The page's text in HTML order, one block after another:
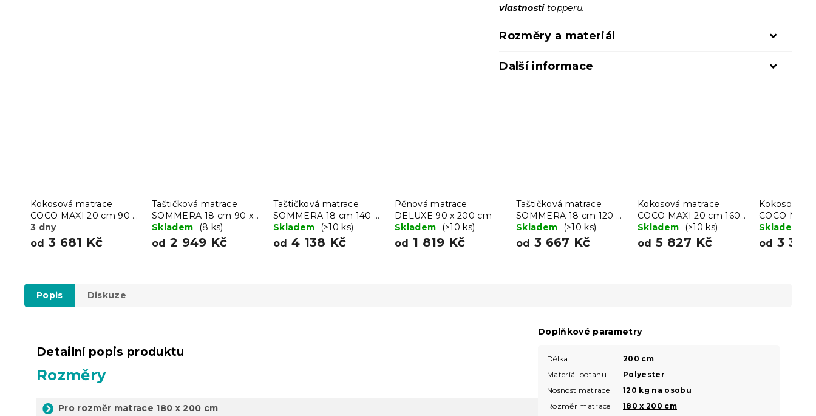
vlastnostitopperu.
Rozměry a materiál
Další informace
Kokosová matrace
COCO MAXI 20 cm 90 x
200 cm
3 dny
od 3 681 Kč
Taštičková matrace
SOMMERA 18 cm 90 x
200 cm
Skladem (8 ks)
od 2 949 Kč
Taštičková matrace
SOMMERA 18 cm 140 x
200 cm
Skladem (>10 ks)
od 4 138 Kč
Pěnová matrace
DELUXE 90 x 200 cm
Skladem
(>10 ks)
od 1 819 Kč
Taštičková matrace
SOMMERA 18 cm 120 x
200 cm
Skladem (>10 ks)
od 3 667 Kč
Kokosová matrace
COCO MAXI 20 cm 160
x 200 cm
Skladem (>10 ks)
od 5 827 Kč
Kokosová
COCO
200 cm
Skladem
od 3
Popis Diskuze
Detailní popis produktu
Rozměry
Pro rozměr matrace 180 x 200 cm
Doplňkové parametry
Délka
200 cm
Materiál potahu
Polyester
Nosnost matrace
120 kg na osobu
Rozměr matrace
180 x 200 cm